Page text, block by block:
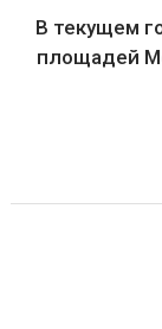
В текущем
площадей